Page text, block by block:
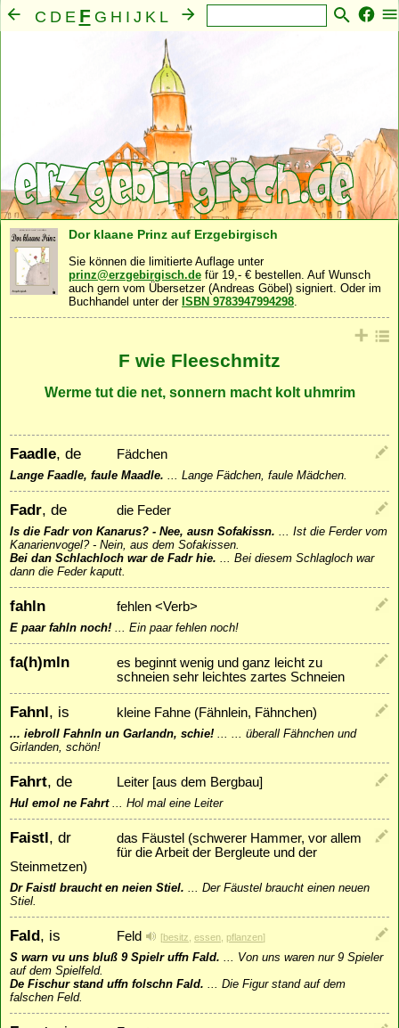
C D E F G H I J K L
R
Geist
Nahrung·Natur
Dor klaane Prinz auf Erzgebirgisch
Sie können die limitierte Auflage unter
prinz@erzgebirgisch.de für 19,- € bestellen. Auf Wunsch
auch gern vom Übersetzer (Andreas Göbel) signiert. Oder im
Buchhandel unter der ISBN 9783947994298.
F wie Fleeschmitz
Werme tut die net, sonnern macht kolt uhmrim
Faadle, de Fädchen
Lange Faadle, faule Maadle. ... Lange Fädchen, faule Mädchen.
Fadr, de die Feder
Is die Fadr von Kanarus? - Nee, ausn Sofakissn. ... Ist die Ferder vom
Kanarienvogel? - Nein, aus dem Sofakissen.
Bei dan Schlachloch war de Fadr hie. ... Bei diesem Schlagloch war
dann die Feder kaputt.
fahln fehlen <Verb>
E paar fahln noch! ... Ein paar fehlen noch!
fa(h)mln
es beginnt wenig und ganz leicht zu
schneien sehr leichtes zartes Schneien
Fahnl, is kleine Fahne (Fähnlein, Fähnchen)
... iebroll Fahnln un Garlandn, schie! ... ... überall Fähnchen und
Girlanden, schön!
Fahrt, de Leiter [aus dem Bergbau]
Hul emol ne Fahrt... Hol mal eine Leiter
Faistl, dr
das Fäustel (schwerer Hammer, vor allem
für die Arbeit der Bergleute und der
Steinmetzen)
Dr Faistl braucht en neien Stiel. ... Der Fäustel braucht einen neuen
Stiel.
Fald, is Feld [besitz, essen, pflanzen]
S warn vu uns bluß 9 Spielr uffn Fald. ... Von uns waren nur 9 Spieler
auf dem Spielfeld.
De Fischur stand uffn folschn Fald. ... Die Figur stand auf dem
falschen Feld.